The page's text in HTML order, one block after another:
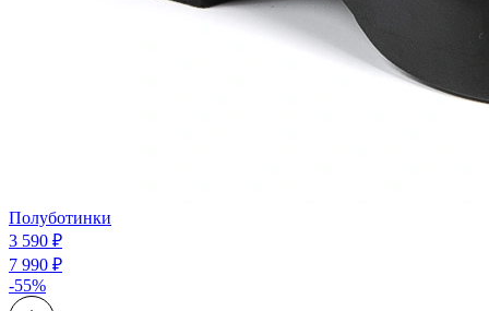
Полуботинки
3 590 ₽
7 990 ₽
-55%